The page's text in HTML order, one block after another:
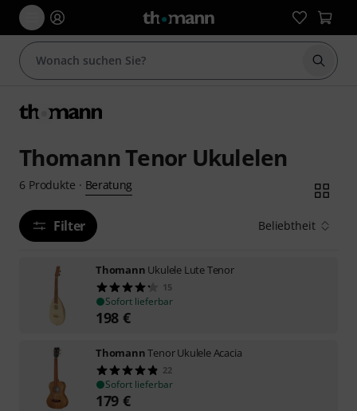
Suche
Thomann Tenor Ukulelen
6 Produkte · Beratung
Filter Beliebtheit
Thomann Ukulele Lute Tenor
15
Sofort lieferbar
198 €
ThomannTenor Ukulele Acacia
22
Sofort lieferbar
179 €